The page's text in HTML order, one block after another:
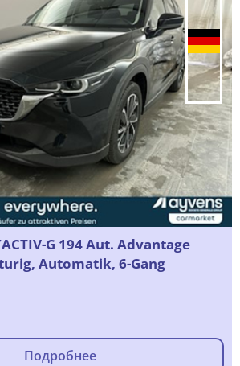
G 194 Aut. Advantage
Automatik, 6-Gang
Подробнее